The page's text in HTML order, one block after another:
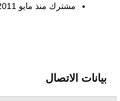
مشترك منذ مايو 2011
بيانات الاتصال